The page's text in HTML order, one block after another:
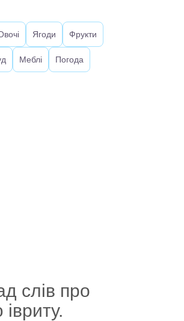
Ягоди Фрукти
Меблі Погода
слів про